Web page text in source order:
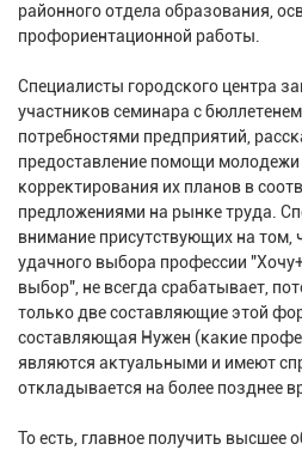
районного отдела образования,
профориентационной работы.
Специалисты городского центра
участников семинара с
потребностями предприятий,
предоставление помощи
корректирования их планов в
предложениями на рынке труда.
внимание присутствующих на том,
удачного выбора профессии
выбор", не всегда срабатывает,
только две составляющие этой
составляющая Нужен (какие
являются актуальными и имеют
откладывается на более позднее
То есть, главное получить высшее